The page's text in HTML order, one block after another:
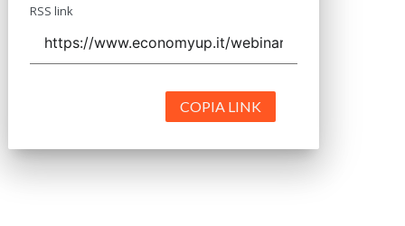
RSS link
COPIA LINK